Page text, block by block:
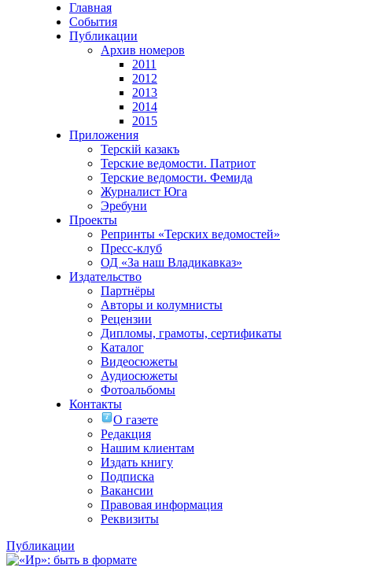
Главная
События
Публикации
Архив номеров
2011
2012
2013
2014
2015
Приложения
Терскiй казакъ
Терские ведомости. Патриот
Терские ведомости. Фемида
Журналист Юга
Эребуни
Проекты
Репринты «Терских ведомостей»
Пресс-клуб
ОД «За наш Владикавказ»
Издательство
Партнёры
Авторы и колумнисты
Рецензии
Дипломы, грамоты, сертификаты
Каталог
Видеосюжеты
Аудиосюжеты
Фотоальбомы
Контакты
О газете
Редакция
Нашим клиентам
Издать книгу
Подписка
Вакансии
Правовая информация
Реквизиты
Публикации